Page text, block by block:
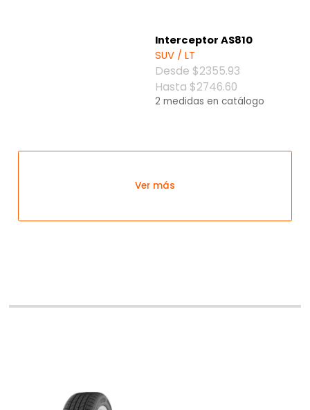
Interceptor AS810
SUV / LT
Desde $2355.93
Hasta $2746.60
2 medidas en catálogo
Ver más